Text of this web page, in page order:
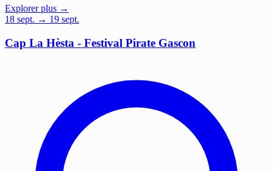
Explorer plus →
18 sept. → 19 sept.
Cap La Hèsta - Festival Pirate Gascon